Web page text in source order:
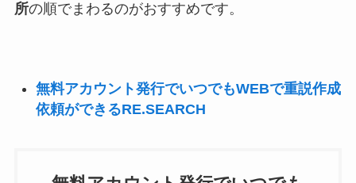
所の順でまわるのがおすすめです。
無料アカウント発行でいつでもWEBで重説作成
依頼ができるRE.SEARCH